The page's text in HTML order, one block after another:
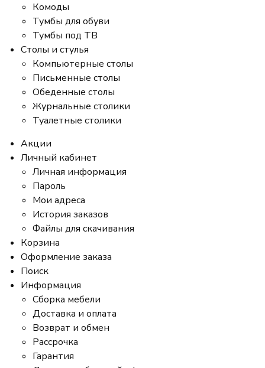
Комоды
Тумбы для обуви
Тумбы под ТВ
Столы и стулья
Компьютерные столы
Письменные столы
Обеденные столы
Журнальные столики
Туалетные столики
Акции
Личный кабинет
Личная информация
Пароль
Мои адреса
История заказов
Файлы для скачивания
Корзина
Оформление заказа
Поиск
Информация
Сборка мебели
Доставка и оплата
Возврат и обмен
Рассрочка
Гарантия